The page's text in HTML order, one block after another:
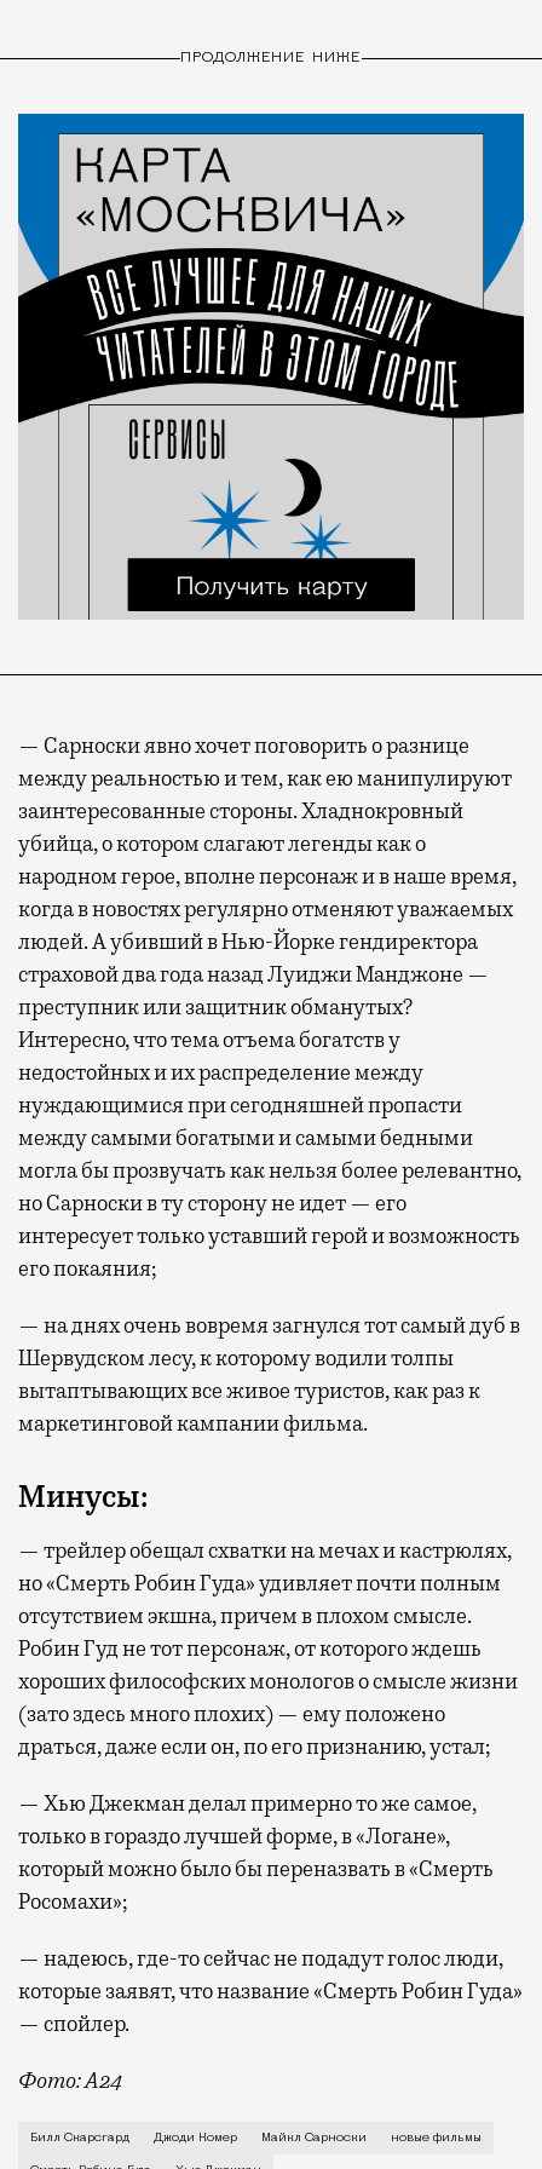
ПРОДОЛЖЕНИЕ НИЖЕ
— Сарноски явно хочет поговорить о разнице
между реальностью и тем, как ею манипулируют
заинтересованные стороны. Хладнокровный
убийца, о котором слагают легенды как о
народном герое, вполне персонаж и в наше время,
когда в новостях регулярно отменяют уважаемых
людей. А убивший в Нью-Йорке гендиректора
страховой два года назад Луиджи Манджоне —
преступник или защитник обманутых?
Интересно, что тема отъема богатств у
недостойных и их распределение между
нуждающимися при сегодняшней пропасти
между самыми богатыми и самыми бедными
могла бы прозвучать как нельзя более релевантно,
но Сарноски в ту сторону не идет — его
интересует только уставший герой и возможность
его покаяния;
— на днях очень вовремя загнулся тот самый дуб в
Шервудском лесу, к которому водили толпы
вытаптывающих все живое туристов, как раз к
маркетинговой кампании фильма.
Минусы:
— трейлер обещал схватки на мечах и кастрюлях,
но «Смерть Робин Гуда» удивляет почти полным
отсутствием экшна, причем в плохом смысле.
Робин Гуд не тот персонаж, от которого ждешь
хороших философских монологов о смысле жизни
(зато здесь много плохих) — ему положено
драться, даже если он, по его признанию, устал;
— Хью Джекман делал примерно то же самое,
только в гораздо лучшей форме, в «Логане»,
который можно было бы переназвать в «Смерть
Росомахи»;
— надеюсь, где-то сейчас не подадут голос люди,
которые заявят, что название «Смерть Робин Гуда»
— спойлер.
Фото: A24
За последнее столетие не было киноэпохи,
Билл Скарсгард Джоди Комер Майкл Сарноски новые фильмы